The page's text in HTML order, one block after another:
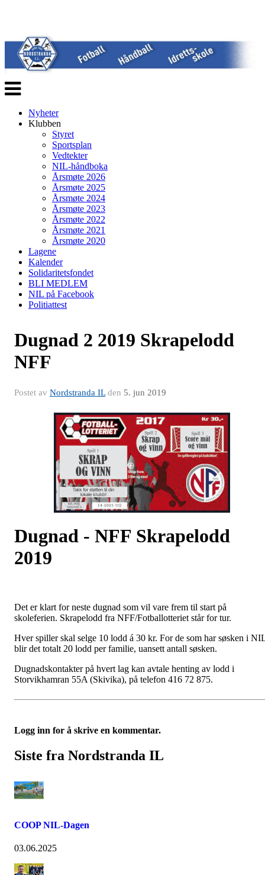
Veksle
navigasjon
Nyheter
Klubben
Styret
Sportsplan
Vedtekter
NIL-håndboka
Årsmøte 2026
Årsmøte 2025
Årsmøte 2024
Årsmøte 2023
Årsmøte 2022
Årsmøte 2021
Årsmøte 2020
Lagene
Kalender
Solidaritetsfondet
BLI MEDLEM
NIL på Facebook
Politiattest
Dugnad 2 2019 Skrapelodd
NFF
Postet av Nordstranda ILden 5. jun 2019
Dugnad - NFF Skrapelodd
2019
Det er klart for neste dugnad som vil vare frem til start på
skoleferien. Skrapelodd fra NFF/Fotballotteriet står for tur.
Hver spiller skal selge 10 lodd á 30 kr. For de som har søsken i
blir det totalt 20 lodd per familie, uansett antall søsken.
Dugnadskontakter på hvert lag kan avtale henting av lodd i
Storvikhamran 55A (Skivika), på telefon 416 72 875.
Logg inn for å skrive en kommentar.
Siste fra Nordstranda IL
COOP NIL-Dagen
03.06.2025